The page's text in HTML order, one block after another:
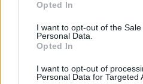
Opted In
I want to opt-out of the
Personal Data.
Opted In
I want to opt-out of
Personal Data for Targeted
Στα 15 δισ. ευρώ ο στόχος
- Η «ακτινογραφία» της
τραπεζών το α΄ εξάμηνο
09/08/2026 - 10:52 ΤΡΑΠΕΖΕΣ